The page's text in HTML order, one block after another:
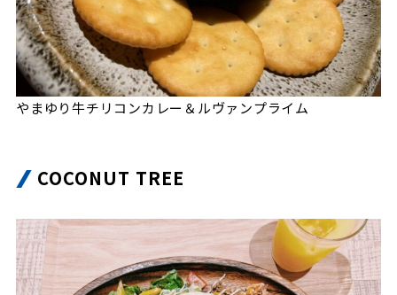
やまゆり牛チリコンカレー＆ルヴァンプライム
COCONUT TREE